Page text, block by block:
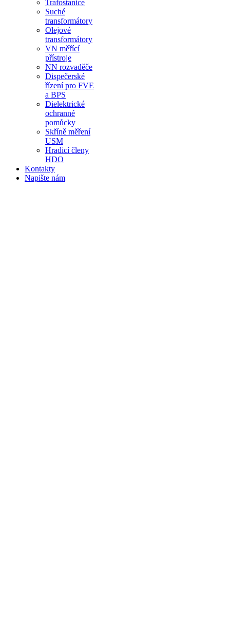
Trafostanice
Suché
transformátory
Olejové
transformátory
VN měřící
přístroje
NN rozvaděče
Dispečerské
řízení pro FVE
a BPS
Dielektrické
ochranné
pomůcky
Skříně měření
USM
Hradicí členy
HDO
Kontakty
Napište nám